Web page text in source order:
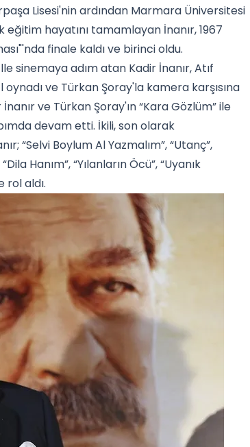
Lisesi'nin ardından Marmara Üniversitesi
hayatını tamamlayan İnanır, 1967
finale kaldı ve birinci oldu.
sinemaya adım atan Kadir İnanır, Atıf
ve Türkan Şoray'la kamera karşısına
ve Türkan Şoray'ın “Kara Gözlüm” ile
devam etti. İkili, son olarak
“Selvi Boylum Al Yazmalım”, “Utanç”,
Hanım”, “Yılanların Öcü”, “Uyanık
rol aldı.